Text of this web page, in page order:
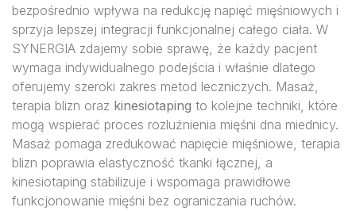
bezpośrednio wpływa na redukcję napięć mięśniowych i
sprzyja lepszej integracji funkcjonalnej całego ciała. W
SYNERGIA zdajemy sobie sprawę, że każdy pacjent
wymaga indywidualnego podejścia i właśnie dlatego
oferujemy szeroki zakres metod leczniczych. Masaż,
terapia blizn oraz kinesiotaping to kolejne techniki, które
mogą wspierać proces rozluźnienia mięśni dna miednicy.
Masaż pomaga zredukować napięcie mięśniowe, terapia
blizn poprawia elastyczność tkanki łącznej, a
kinesiotaping stabilizuje i wspomaga prawidłowe
funkcjonowanie mięśni bez ograniczania ruchów.